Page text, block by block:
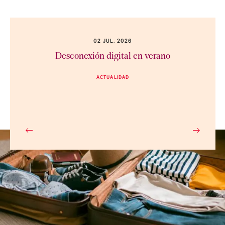
02 JUL. 2026
Desconexión digital en verano
ACTUALIDAD